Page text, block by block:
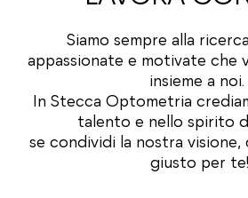
Siamo sempre alla
appassionate e motivate che
insieme a noi.
In Stecca Optometria
talento e nello spirito
se condividi la nostra
giusto per te!